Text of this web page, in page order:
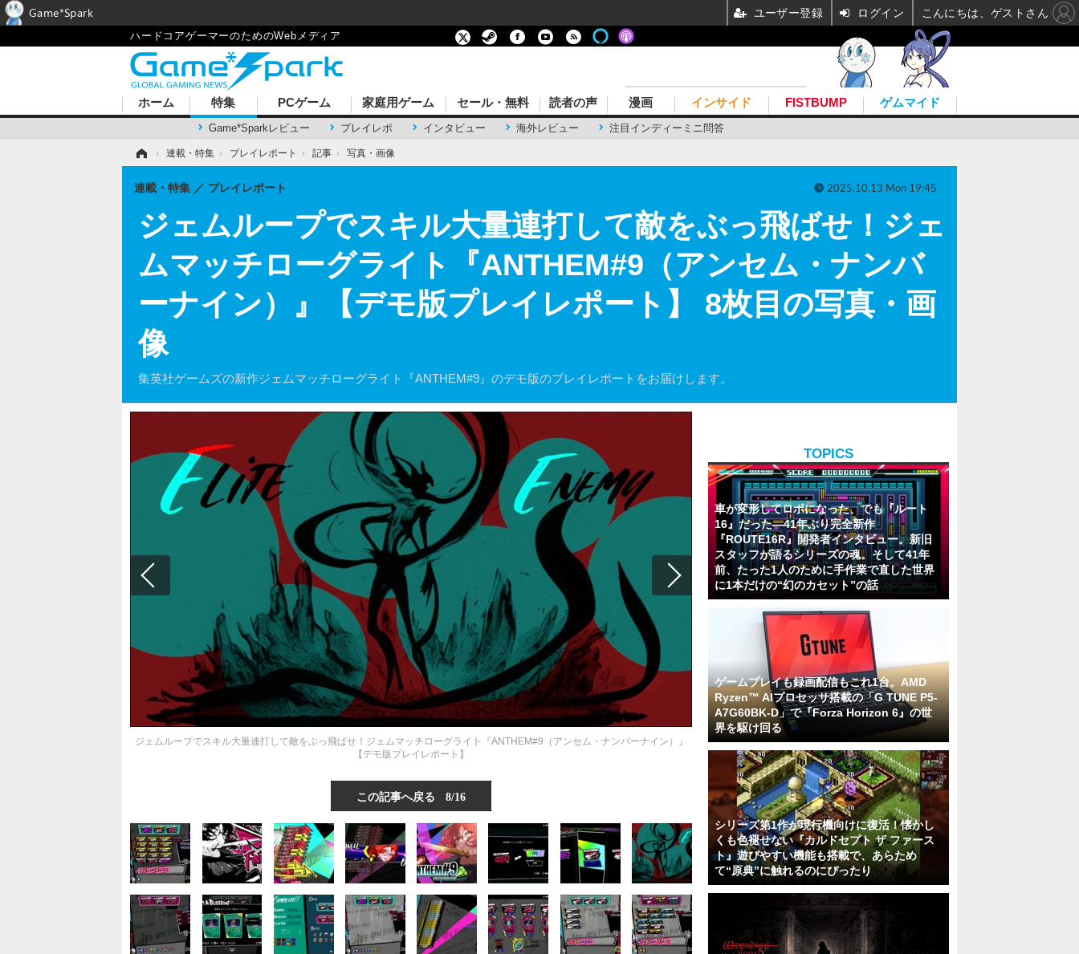
ハードコアゲーマーのためのWebメディア
ホーム 特集
Game*Sparkレビュー プレイレポ インタビュー 海外レビュー 注目インディーミニ問答
PCゲーム 家庭用ゲーム セール・無料 読者の声 漫画 インサイド FISTBUMP ゲムマイド
› 連載・特集 › プレイレポート › 記事 › 写真・画像
ジェムループでスキル大量連打して敵をぶっ飛ばせ！ジェ
ムマッチローグライト『ANTHEM#9（アンセム・ナンバ
ーナイン）』【デモ版プレイレポート】 8枚目の写真・画
像
集英社ゲームズの新作ジェムマッチローグライト『ANTHEM#9』のデモ版のプレイレポートをお届けします。
連載・特集 プレイレポート 2025.10.13 Mon 19:45
ジェムループでスキル大量連打して敵をぶっ飛ばせ！ジェムマッチローグライト『ANTHEM#9（アンセム・ナンバーナイン）』
【デモ版プレイレポート】
この記事へ戻る 8/16
TOPICS
車が変形してロボになった、でも『ルート
16』だった―41年ぶり完全新作
『ROUTE16R』開発者インタビュー。新旧
スタッフが語るシリーズの魂。そして41年
前、たった1人のために手作業で直した世界
に1本だけの“幻のカセット”の話
ゲームプレイも録画配信もこれ1台。AMD
Ryzen™ AIプロセッサ搭載の「G TUNE P5-
A7G60BK-D」で『Forza Horizon 6』の世
界を駆け回る
シリーズ第1作が現行機向けに復活！懐かし
くも色褪せない『カルドセプト ザ ファース
ト』遊びやすい機能も搭載で、あらため
て“原典”に触れるのにぴったり
Game*Spark ユーザー登録 ログイン こんにちは、ゲストさん